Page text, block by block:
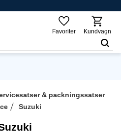
Favoriter Kundvagn
& packningssatser
Suzuki